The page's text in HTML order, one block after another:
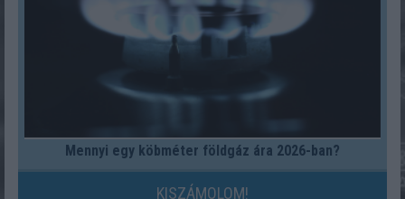
Mennyi egy köbméter földgáz ára 2026-ban?
KISZÁMOLOM!